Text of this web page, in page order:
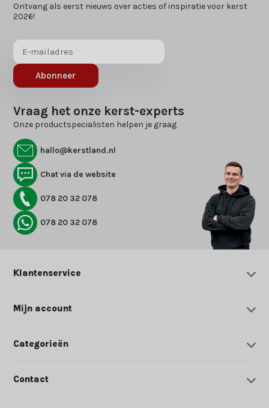
Ontvang als eerst nieuws over acties of inspiratie voor kerst
2026!
Abonneer
Vraag het onze kerst-experts
Onze productspecialisten helpen je graag
hallo@kerstland.nl
Chat via de website
078 20 32 078
078 20 32 078
Klantenservice
Mijn account
Categorieën
Contact